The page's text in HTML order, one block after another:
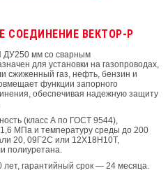
СОЕДИНЕНИЕ ВЕКТОР-Р
мм со сварным
для установки на газопроводах,
сжиженный газ, нефть, бензин и
функции запорного
обеспечивая надежную защиту
(класс А по ГОСТ 9544),
МПа и температуру среды до 200
20, 09Г2С или 12Х18Н10Т,
полиуретана.
лет, гарантийный срок — 24 месяца.